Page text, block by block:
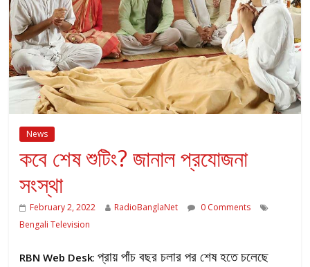
News
কবে শেষ শুটিং? জানাল প্রযোজনা
সংস্থা
February 2, 2022 RadioBanglaNet
0 Comments
Bengali Television
RBN Web Desk:প্রায় পাঁচ বছর চলার পর শেষ হতে চলেছে